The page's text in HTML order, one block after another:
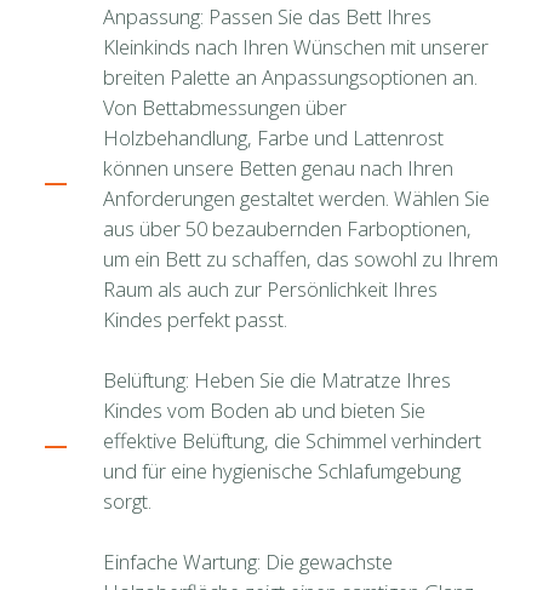
Anpassung: Passen Sie das Bett Ihres
Kleinkinds nach Ihren Wünschen mit unserer
breiten Palette an Anpassungsoptionen an.
Von Bettabmessungen über
Holzbehandlung, Farbe und Lattenrost
können unsere Betten genau nach Ihren
Anforderungen gestaltet werden. Wählen Sie
aus über 50 bezaubernden Farboptionen,
um ein Bett zu schaffen, das sowohl zu Ihrem
Raum als auch zur Persönlichkeit Ihres
Kindes perfekt passt.
Belüftung: Heben Sie die Matratze Ihres
Kindes vom Boden ab und bieten Sie
effektive Belüftung, die Schimmel verhindert
und für eine hygienische Schlafumgebung
sorgt.
Einfache Wartung: Die gewachste